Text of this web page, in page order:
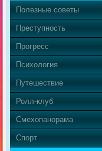
Полезные советы
Преступность
Прогресс
Психология
Путешествие
Ролл-клуб
Смехопанорама
Спорт